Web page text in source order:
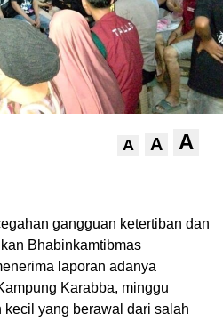
A A A
gangguan ketertiban dan
Bhabinkamtibmas
laporan adanya
Karabba, minggu
kecil yang berawal dari salah